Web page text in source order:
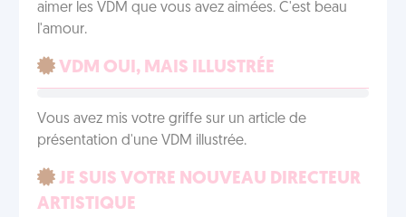
aimer les VDM que vous avez aimées. C'est beau
l'amour.
VDM OUI, MAIS ILLUSTRÉE
Vous avez mis votre griffe sur un article de
présentation d'une VDM illustrée.
JE SUIS VOTRE NOUVEAU DIRECTEUR
ARTISTIQUE